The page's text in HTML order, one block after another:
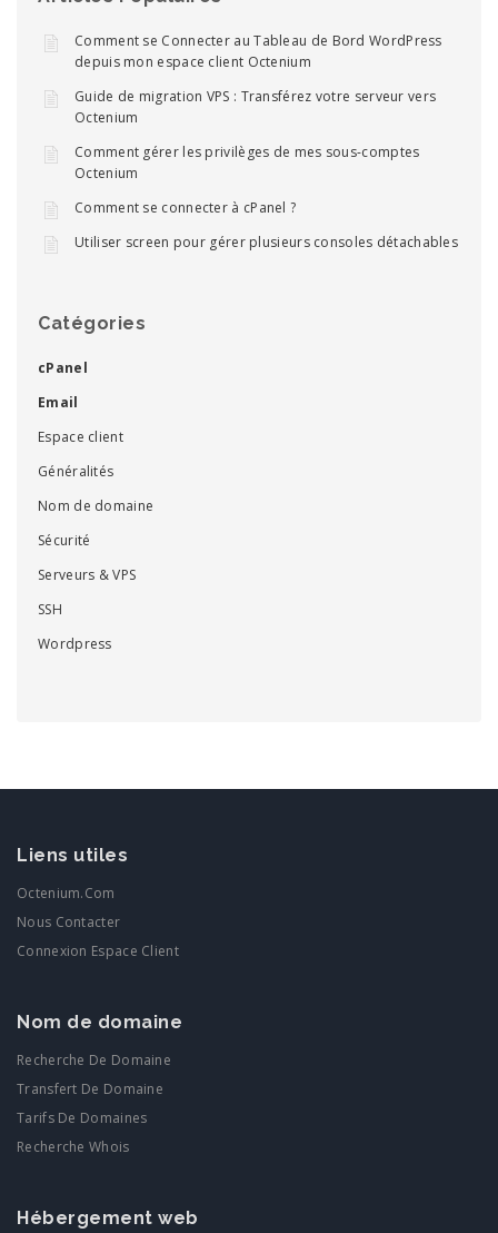
Comment se Connecter au Tableau de Bord WordPress
depuis mon espace client Octenium
Guide de migration VPS : Transférez votre serveur vers
Octenium
Comment gérer les privilèges de mes sous-comptes
Octenium
Comment se connecter à cPanel ?
Utiliser screen pour gérer plusieurs consoles détachables
Catégories
cPanel
Email
Espace client
Généralités
Nom de domaine
Sécurité
Serveurs & VPS
SSH
Wordpress
Liens utiles
Octenium.com
Nous Contacter
Connexion Espace Client
Nom de domaine
Recherche De Domaine
Transfert De Domaine
Tarifs De Domaines
Recherche Whois
Hébergement web